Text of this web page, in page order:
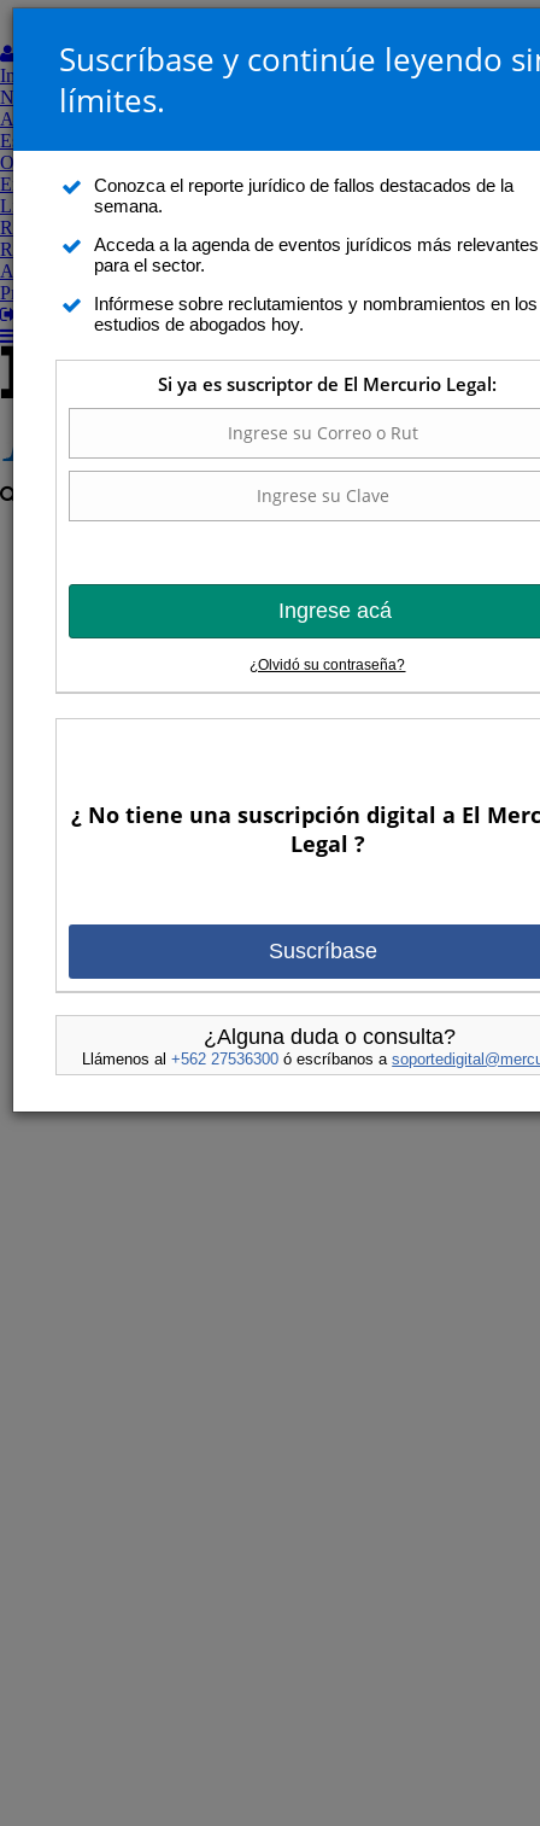
Mi Perfil
Inicio
Noticias
Análisis jurídico
Estudios de abogados
Opinión
Entrevistas y perfiles
Libros
Revistas
Revista Legal
Agenda
Proceso Constitucional
Suscríbase y continúe leyendo
límites.
Conozca el reporte jurídico de fallos destacados de la
semana.
Acceda a la agenda de eventos jurídicos más relevantes
para el sector.
Infórmese sobre reclutamientos y nombramientos en los
estudios de abogados hoy.
Si ya es suscriptor de El Mercurio Legal:
Ingrese acá
¿Olvidó su contraseña?
¿ No tiene una suscripción digital a El
Legal ?
Suscríbase
¿Alguna duda o consulta?
Llámenos al+562 27536300 ó escríbanos a